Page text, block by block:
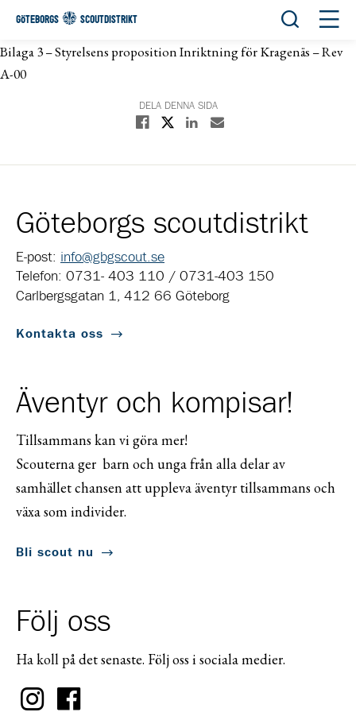
GÖTEBORGS SCOUTDISTRIKT Öppna
Bilaga 3 – Styrelsens proposition Inriktning för Kragenäs – Rev
A-00
DELA DENNA SIDA
Dela på Facebook
Dela på XDela på Linkedin
Dela med E-post
Göteborgs scoutdistrikt
E-post: info@gbgscout.se
Telefon: 0731- 403 110 / 0731-403 150
Carlbergsgatan 1, 412 66 Göteborg
Kontakta oss
Äventyr och kompisar!
Tillsammans kan vi göra mer!
Scouterna ger barn och unga från alla delar av
samhället chansen att uppleva äventyr tillsammans och
växa som individer.
Bli scout nu
Följ oss
Ha koll på det senaste. Följ oss i sociala medier.